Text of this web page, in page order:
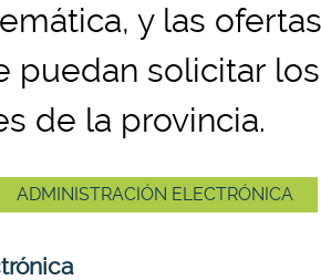
y las
puedan solicitar
de la provincia.
ADMINISTRACIÓN ELECTRÓNICA